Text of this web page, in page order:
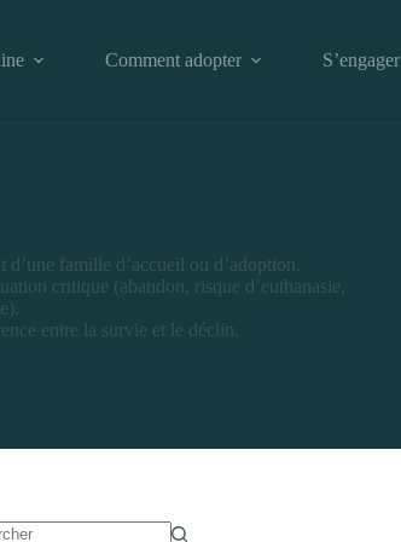
Comment adopter S’engager
famille d’accueil ou d’adoption.
critique (abandon, risque d’euthanasie,
entre la survie et le déclin.